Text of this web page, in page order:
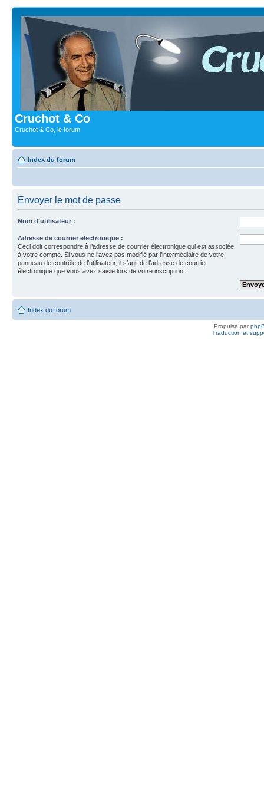
Cruchot & Co
Cruchot & Co, le forum
Index du forum
Envoyer le mot de passe
Nom d’utilisateur :
Adresse de courrier électronique :
Ceci doit correspondre à l’adresse de courrier électronique qui est associée
à votre compte. Si vous ne l’avez pas modifié par l’intermédiaire de votre
panneau de contrôle de l’utilisateur, il s’agit de l’adresse de courrier
électronique que vous avez saisie lors de votre inscription.
Index du forum
Propulsé par
Traduction et